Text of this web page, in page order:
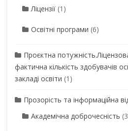
Ліцензії (1)
Освітні програми (6)
Проєктна
фактична кількість здобувачів
закладі освіти (1)
Прозорість та інформаційна
Академічна доброчесність